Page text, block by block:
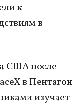
к
в
США после
в Пентагон
изучает